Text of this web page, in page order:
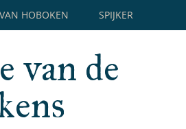
HOBOKEN SPIJKER
van de